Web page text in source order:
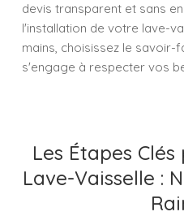
devis transparent et sans
l'installation de votre lave-
mains, choisissez le savoir-
s'engage à respecter vos
Les Étapes
Lave-Vaisselle :